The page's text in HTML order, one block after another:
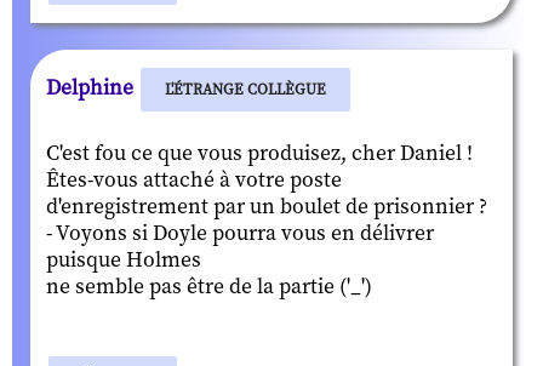
Delphine L'ÉTRANGE COLLÈGUE
C'est fou ce que vous produisez, cher Daniel !
Êtes-vous attaché à votre poste
d'enregistrement par un boulet de prisonnier ?
- Voyons si Doyle pourra vous en délivrer
puisque Holmes
ne semble pas être de la partie ('_')